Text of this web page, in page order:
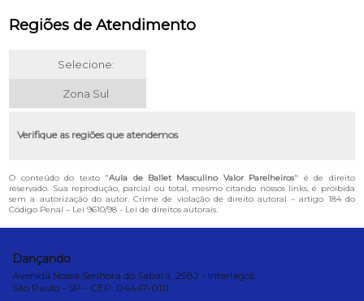
Regiões de Atendimento
Selecione:
Zona Sul
Verifique as regiões que atendemos
O conteúdo do texto "Aula de Ballet Masculino Valor Parelheiros" é de direito
reservado. Sua reprodução, parcial ou total, mesmo citando nossos links, é proibida
sem a autorização do autor. Crime de violação de direito autoral – artigo 184 do
Código Penal – Lei 9610/98 - Lei de direitos autorais.
Dançando
Avenida Nossa Senhora do Sabará, 2982 - Interlagos
São Paulo - SP - CEP: 04447-010